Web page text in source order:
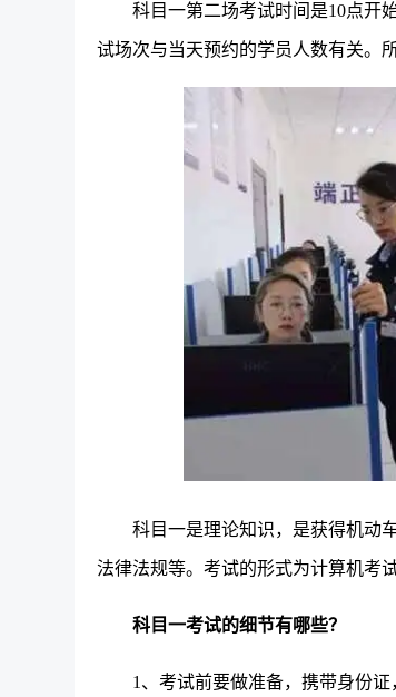
科目一第二场考试时间是10点开
试场次与当天预约的学员人数有关。
科目一是理论知识，是获得机动
法律法规等。考试的形式为计算机考
科目一考试的细节有哪些？
1、考试前要做准备，携带身份